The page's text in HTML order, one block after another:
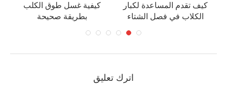
كيف تقدم المساعدة لكبار
الكلاب في فصل الشتاء
كيفية غسل طوق الكلب
بطريقة صحيحة
اترك تعليق